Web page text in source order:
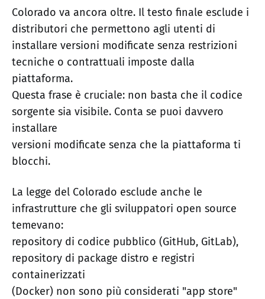
Colorado va ancora oltre. Il testo finale esclude i
distributori che permettono agli utenti di
installare versioni modificate senza restrizioni
tecniche o contrattuali imposte dalla
piattaforma.
Questa frase è cruciale: non basta che il codice
sorgente sia visibile. Conta se puoi davvero
installare
versioni modificate senza che la piattaforma ti
blocchi.
La legge del Colorado esclude anche le
infrastrutture che gli sviluppatori open source
temevano:
repository di codice pubblico (GitHub, GitLab),
repository di package distro e registri
containerizzati
(Docker) non sono più considerati "app store"